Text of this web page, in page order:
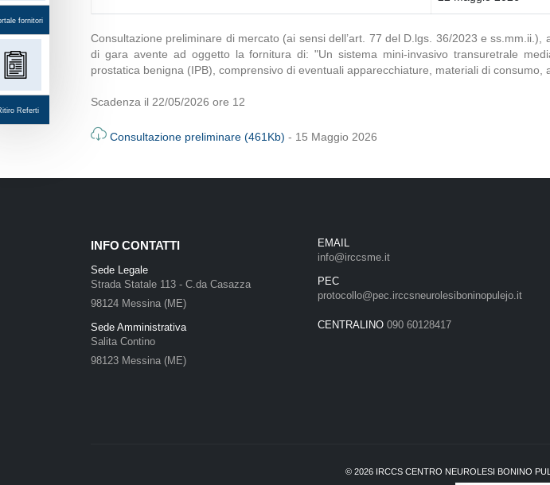
fornitori
Referti
Consultazione preliminare di mercato (ai sensi dell’art. 77 del D.lgs. 36/2023 e
di gara avente ad oggetto la fornitura di: "Un sistema mini-invasivo transuretrale
prostatica benigna (IPB), comprensivo di eventuali apparecchiature, materiali di
Scadenza il 22/05/2026 ore 12
Consultazione preliminare (461Kb) - 15 Maggio 2026
INFO CONTATTI
Sede Legale
Strada Statale 113 - C.da Casazza
98124 Messina (ME)
Sede Amministrativa
Salita Contino
98123 Messina (ME)
EMAIL
info@irccsme.it
PEC
protocollo@pec.irccsneurolesiboninopulejo.it
CENTRALINO 090 60128417
© 2026 IRCCS CENTRO NEUROLESI BONINO